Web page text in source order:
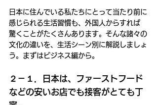
日本に住んでいる私たちにとって当たり前に
感じられる生活習慣も、外国人からすれば
驚くことがたくさんあります。そんな諸々の
文化の違いを、生活シーン別に解説しましょ
う。まずはビジネス編から。
２－１．日本は、ファーストフード
などの安いお店でも接客がとても丁